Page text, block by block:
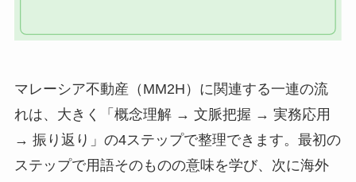
マレーシア不動産（MM2H）に関連する一連の流
れは、大きく「概念理解 → 文脈把握 → 実務応用
→ 振り返り」の4ステップで整理できます。最初の
ステップで用語そのものの意味を学び、次に海外